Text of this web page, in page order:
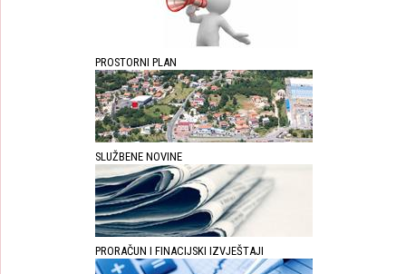
PROSTORNI PLAN
SLUŽBENE NOVINE
PRORAČUN I FINACIJSKI IZVJEŠTAJI